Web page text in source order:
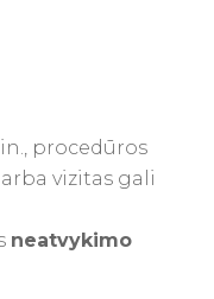
procedūros
vizitas gali
neatvykimo